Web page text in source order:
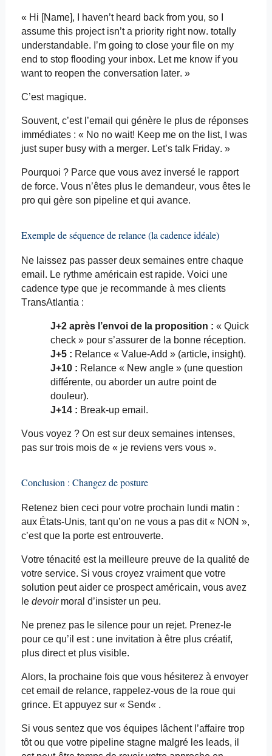
« Hi [Name], I haven’t heard back from you, soI
assume this project isn’ta priorityright now. totally
understandable. I’m going to close yourfile on my
end to stop flooding your inbox. Let me know ifyou
wantto reopen the conversation later. »
C’est magique.
Souvent, c’est l’email qui génère le plus de réponses
immédiates : « No no wait! Keepme on the list, I was
justsuper busy with a merger. Let’stalk Friday. »
Pourquoi ? Parce que vous avez inversé le rapport
de force. Vous n’êtes plus le demandeur, vous êtes le
pro qui gère son pipeline et qui avance.
Exemple de séquence de relance (la cadence idéale)
Ne laissez pas passer deux semaines entre chaque
email . Le rythme américain est rapide. Voici une
cadence type que je recommande à mes clients
TransAtlantia :
J+2 après l’envoi de la proposition : « Quick
check » pour s’assurer de la bonne réception.
J+5 : Relance « Value-Add » (article, insight).
J+10 : Relance « New angle » (une question
différente, ou aborder un autre point de
douleur).
J+14 : Break-up email .
Vous voyez ? On est sur deux semaines intenses,
pas sur trois mois de « je reviens vers vous ».
Conclusion : Changez de posture
Retenez bien ceci pour votre prochain lundi matin :
aux États-Unis, tant qu’on ne vous a pas dit « NON »,
c’est que la porte est entrouverte.
Votre ténacité est la meilleure preuve de la qualité de
votre service. Si vous croyez vraiment que votre
solution peut aider ce prospect américain, vous avez
le devoirmoral d’insister un peu.
Ne prenez pas le silence pour un rejet. Prenez-le
pour ce qu’il est : une invitation à être plus créatif,
plus direct et plus visible.
Alors, la prochaine fois que vous hésiterez à envoyer
cet email de relance, rappelez-vous de la roue qui
grince. Et appuyez sur « Send« .
Si vous sentez que vos équipes lâchent l’affaire trop
tôt ou que votre pipeline stagne malgré les leads, il